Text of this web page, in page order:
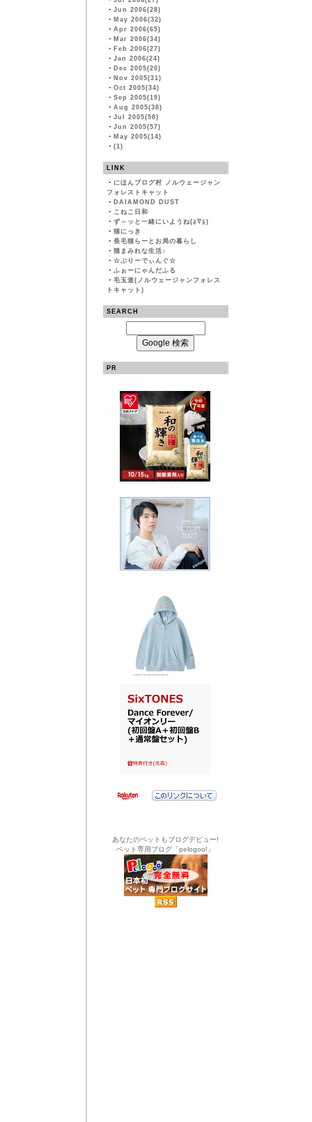
・ Jun 2006(28)
・ May 2006(32)
・ Apr 2006(65)
・ Mar 2006(34)
・ Feb 2006(27)
・ Jan 2006(24)
・ Dec 2005(20)
・ Nov 2005(31)
・ Oct 2005(34)
・ Sep 2005(19)
・ Aug 2005(38)
・ Jul 2005(58)
・ Jun 2005(57)
・ May 2005(14)
・ (1)
LINK
・ にほんブログ村 ノルウェージャン
フォレストキャット
・ DAIAMOND DUST
・ こねこ日和
・ ず～ッと一緒にいようね(≧∇≦)
・ 猫にっき
・ 長毛猫らーとお局の暮らし
・ 猫まみれな生活♪
・ ☆ぶりーでぃんぐ☆
・ ふぉーにゃんだふる
・ 毛玉道(ノルウェージャンフォレス
トキャット)
SEARCH
PR
あなたのペットもブログデビュー!
ペット専用ブログ「pelogoo!」